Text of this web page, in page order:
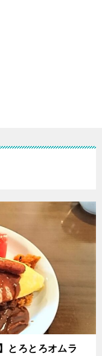
とろとろオムラ